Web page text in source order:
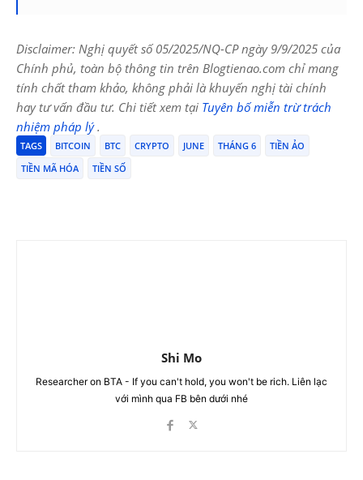
Disclaimer: Nghị quyết số 05/2025/NQ-CP ngày 9/9/2025 của
Chính phủ, toàn bộ thông tin trên Blogtienao.com chỉ mang
tính chất tham khảo, không phải là khuyến nghị tài chính
hay tư vấn đầu tư. Chi tiết xem tại Tuyên bố miễn trừ trách
nhiệm pháp lý.
TAGS BITCOIN BTC CRYPTO JUNE THÁNG 6
TIỀN ẢO
TIỀN MÃ HÓA
TIỀN SỐ
Shi Mo
Researcher on BTA - If you can't hold, you won't be rich. Liên lạc
với mình qua FB bên dưới nhé